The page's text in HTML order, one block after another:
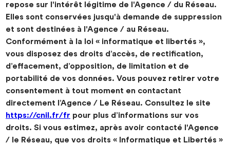
repose sur l'intérêt légitime de l'Agence / du Réseau.
Elles sont conservées jusqu'à demande de suppression
et sont destinées à l'Agence / au Réseau.
Conformément à la loi « informatique et libertés »,
vous disposez des droits d’accès, de rectification,
d’effacement, d’opposition, de limitation et de
portabilité de vos données. Vous pouvez retirer votre
consentement à tout moment en contactant
directement l’Agence / Le Réseau. Consultez le site
https://cnil.fr/fr pour plus d’informations sur vos
droits. Si vous estimez, après avoir contacté l'Agence
/ le Réseau, que vos droits « Informatique et Libertés »